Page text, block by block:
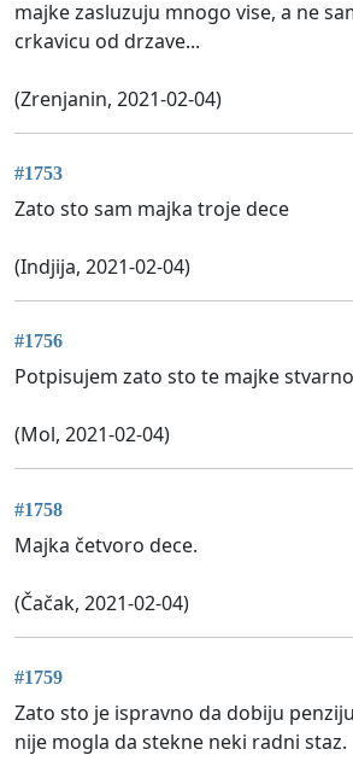
majke zasluzuju mnogo vise, a ne
crkavicu od drzave...
(Zrenjanin, 2021-02-04)
#1753
Zato sto sam majka troje dece
(Indjija, 2021-02-04)
#1756
Potpisujem zato sto te majke
(Mol, 2021-02-04)
#1758
Majka četvoro dece.
(Čačak, 2021-02-04)
#1759
Zato sto je ispravno da dobiju
nije mogla da stekne neki radni staz.